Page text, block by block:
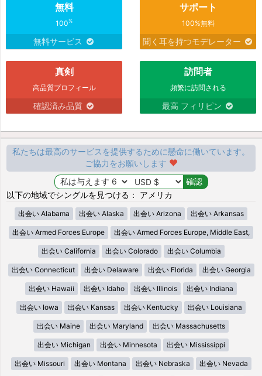
無料
100%
無料サービス
サポート
100%無料
聞く耳を持つモデレーター
真剣
高品質プロフィール
確認済み品質
訪問者
頻繁に訪問される
最高 フィリピン
私たちは最高のサービスを提供するために懸命に働いています。
ご協力をお願いします
以下の地域でシングルを見つける： アメリカ
出会い Alabama 出会い Alaska 出会い Arizona 出会い Arkansas
出会い Armed Forces Europe 出会い Armed Forces Europe, Middle East,
出会い California 出会い Colorado 出会い Columbia
出会い Connecticut 出会い Delaware 出会い Florida 出会い Georgia
出会い Hawaii 出会い Idaho 出会い Illinois 出会い Indiana
出会い Iowa 出会い Kansas 出会い Kentucky 出会い Louisiana
出会い Maine 出会い Maryland 出会い Massachusetts
出会い Michigan 出会い Minnesota 出会い Mississippi
出会い Missouri 出会い Montana 出会い Nebraska 出会い Nevada